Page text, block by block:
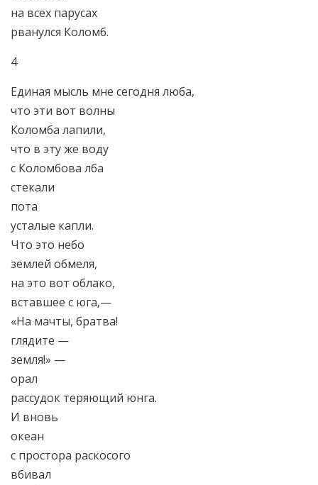
на всех парусах
рванулся Коломб.
4
Единая мысль мне сегодня люба,
что эти вот волны
Коломба лапили,
что в эту же воду
с Коломбова лба
стекали
пота
усталые капли.
Что это небо
землей обмеля,
на это вот облако,
вставшее с юга,—
«На мачты, братва!
глядите —
земля!» —
орал
рассудок теряющий юнга.
И вновь
океан
с простора раскосого
вбивал